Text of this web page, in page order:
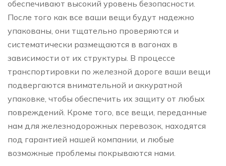
обеспечивают высокий уровень безопасности.
После того как все ваши вещи будут надежно
упакованы, они тщательно проверяются и
систематически размещаются в вагонах в
зависимости от их структуры. В процессе
транспортировки по железной дороге ваши вещи
подвергаются внимательной и аккуратной
упаковке, чтобы обеспечить их защиту от любых
повреждений. Кроме того, все вещи, переданные
нам для железнодорожных перевозок, находятся
под гарантией нашей компании, и любые
возможные проблемы покрываются нами.